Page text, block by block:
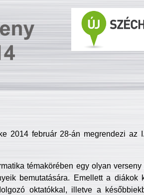
2014 február 28-án megrendezi az
témakörében egy olyan
bemutatására. Emellett a diákok
oktatókkal, illetve a